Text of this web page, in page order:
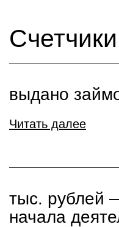
Счетчики
выдано
Читать далее
тыс. рублей
начала